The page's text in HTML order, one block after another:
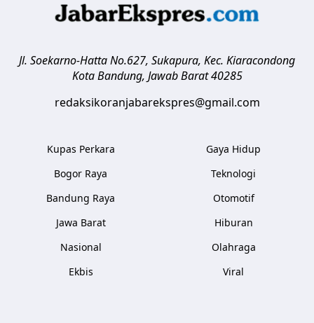
Jl. Soekarno-Hatta No.627, Sukapura, Kec. Kiaracondong
Kota Bandung, Jawab Barat 40285
redaksikoranjabarekspres@gmail.com
Kupas Perkara
Bogor Raya
Bandung Raya
Jawa Barat
Nasional
Ekbis
Gaya Hidup
Teknologi
Otomotif
Hiburan
Olahraga
Viral